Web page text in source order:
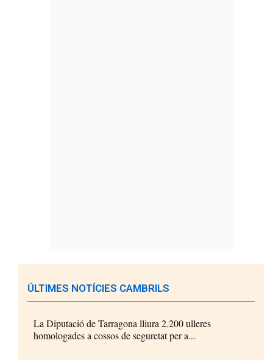
ÚLTIMES NOTÍCIES CAMBRILS
La Diputació de Tarragona lliura 2.200 ulleres
homologades a cossos de seguretat per a...